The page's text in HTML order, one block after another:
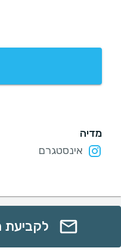
מדיה
אינסטגרם
לקביעת